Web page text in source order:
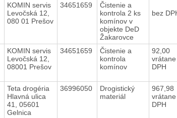
KOMIN servis
Levočská 12,
080 01 Prešov
34651659
Čistenie a
kontrola 2 ks
komínov v
objekte DeD
Žakarovce
bez
KOMIN servis
Levočská 12,
08001 Prešov
34651659
Čistenie a
kontrola
komínov
92,00
vrátane
DPH
Teta drogéria
Hlavná ulica
41, 05601
Gelnica
36996050
Drogistický
materiál
967,98
vrátane
DPH